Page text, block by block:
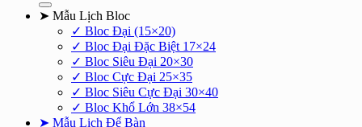
➤ Mẫu Lịch Bloc
✓ Bloc Đại (15×20)
✓ Bloc Đại Đặc Biệt 17×24
✓ Bloc Siêu Đại 20×30
✓ Bloc Cực Đại 25×35
✓ Bloc Siêu Cực Đại 30×40
✓ Bloc Khổ Lớn 38×54
➤ Mẫu Lịch Để Bàn